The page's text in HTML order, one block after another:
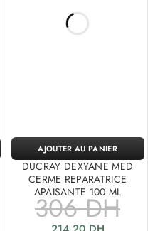
DUCRAY DEXYANE MED
CERME REPARATRICE
APAISANTE 100 ML
306DH
AJOUTER AU PANIER